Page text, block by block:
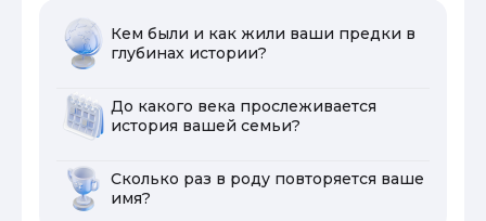
Кем были и как жили ваши предки в
глубинах истории?
До какого века прослеживается
история вашей семьи?
Сколько раз в роду повторяется ваше
имя?